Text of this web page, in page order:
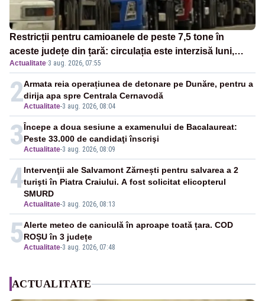
Restricții pentru camioanele de peste 7,5 tone în
aceste județe din țară: circulația este interzisă luni,
între orele 12:00 și 20:00
Actualitate·3 aug. 2026, 07:55
2Actualitate-3 aug. 2026, 08:04
Armata reia operațiunea de detonare pe Dunăre, pentru a
dirija apa spre Centrala Cernavodă
3Actualitate-3 aug. 2026, 08:09
Începe a doua sesiune a examenului de Bacalaureat:
Peste 33.000 de candidaţi înscrişi
4
Actualitate-3 aug. 2026, 08:13
Intervenţii ale Salvamont Zărnești pentru salvarea a 2
turişti în Piatra Craiului. A fost solicitat elicopterul
SMURD
5Actualitate-3 aug. 2026, 07:48
Alerte meteo de caniculă în aproape toată țara. COD
ROȘU în 3 județe
ACTUALITATE